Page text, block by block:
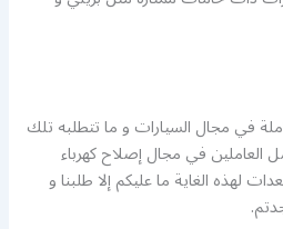
في مجال السيارات و ما تتطلبه تلك
العاملين في مجال إصلاح كهرباء
لهذه الغاية ما عليكم إلا طلبنا و